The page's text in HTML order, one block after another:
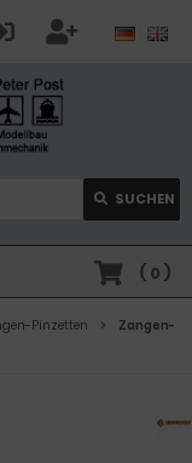
SUCHEN
( 0 )
Pinzetten
Zangen-